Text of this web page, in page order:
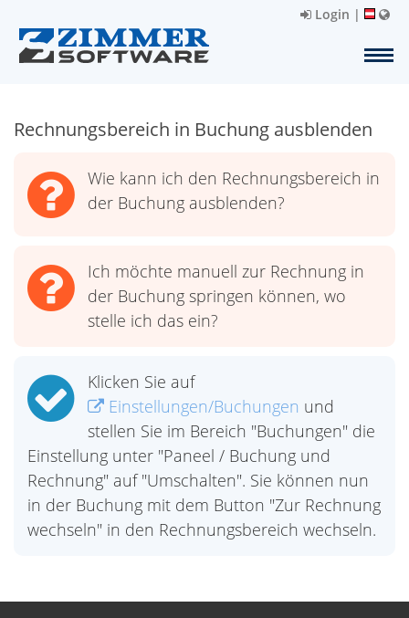
Login |
Rechnungsbereich in Buchung ausblenden
Wie kann ich den Rechnungsbereich in
der Buchung ausblenden?
Ich möchte manuell zur Rechnung in
der Buchung springen können, wo
stelle ich das ein?
Klicken Sie auf
Einstellungen/Buchungen und
stellen Sie im Bereich "Buchungen" die
Einstellung unter "Paneel / Buchung und
Rechnung" auf "Umschalten". Sie können nun
in der Buchung mit dem Button "Zur Rechnung
wechseln" in den Rechnungsbereich wechseln.